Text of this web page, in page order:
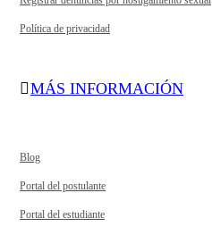
Política de privacidad
MÁS INFORMACIÓN
Blog
Portal del postulante
Portal del estudiante